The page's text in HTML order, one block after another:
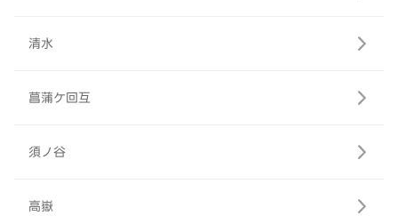
清水
菖蒲ケ回互
須ノ谷
高嶽